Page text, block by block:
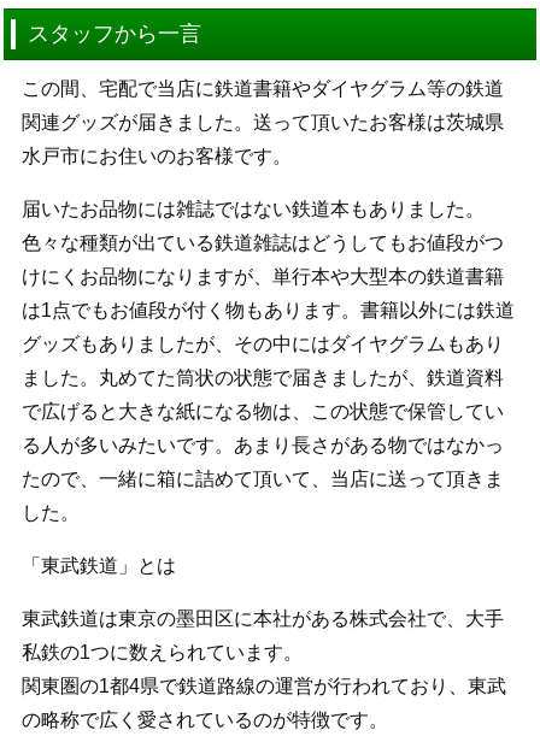
スタッフから一言
この間、宅配で当店に鉄道書籍やダイヤグラム等の鉄道
関連グッズが届きました。送って頂いたお客様は茨城県
水戸市にお住いのお客様です。
届いたお品物には雑誌ではない鉄道本もありました。
色々な種類が出ている鉄道雑誌はどうしてもお値段がつ
けにくお品物になりますが、単行本や大型本の鉄道書籍
は1点でもお値段が付く物もあります。書籍以外には鉄道
グッズもありましたが、その中にはダイヤグラムもあり
ました。丸めてた筒状の状態で届きましたが、鉄道資料
で広げると大きな紙になる物は、この状態で保管してい
る人が多いみたいです。あまり長さがある物ではなかっ
たので、一緒に箱に詰めて頂いて、当店に送って頂きま
した。
「東武鉄道」とは
東武鉄道は東京の墨田区に本社がある株式会社で、大手
私鉄の1つに数えられています。
関東圏の1都4県で鉄道路線の運営が行われており、東武
の略称で広く愛されているのが特徴です。